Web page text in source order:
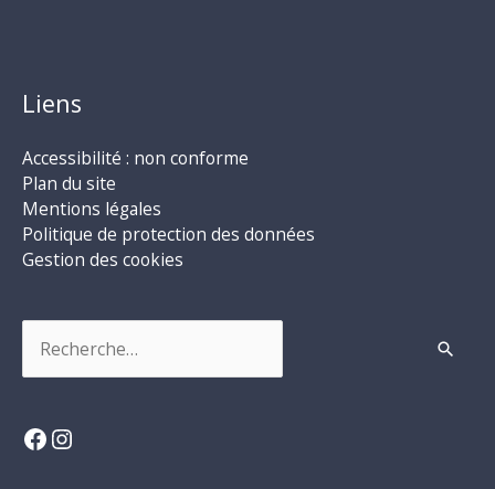
Liens
Accessibilité : non conforme
Plan du site
Mentions légales
Politique de protection des données
Gestion des cookies
Facebook
Instagram